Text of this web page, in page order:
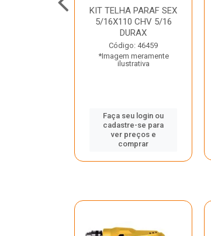
KIT TELHA PARAF SEX
5/16X110 CHV 5/16
DURAX
Código: 46459
*Imagem meramente
ilustrativa
Faça seu login ou
cadastre-se para
ver preços e
comprar